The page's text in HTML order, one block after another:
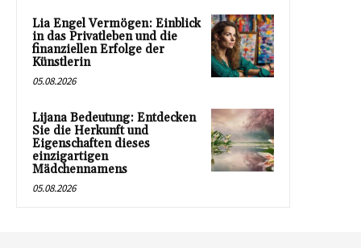
Lia Engel Vermögen: Einblick
in das Privatleben und die
finanziellen Erfolge der
Künstlerin
05.08.2026
Lijana Bedeutung: Entdecken
Sie die Herkunft und
Eigenschaften dieses
einzigartigen
Mädchennamens
05.08.2026